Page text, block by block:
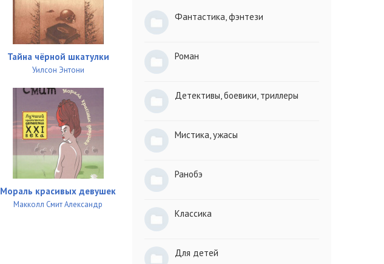
Тайна чёрной шкатулки
Уилсон Энтони
Мораль красивых девушек
Макколл Смит Александр
Фантастика, фэнтези
Роман
Детективы, боевики, триллеры
Мистика, ужасы
Ранобэ
Классика
Для детей